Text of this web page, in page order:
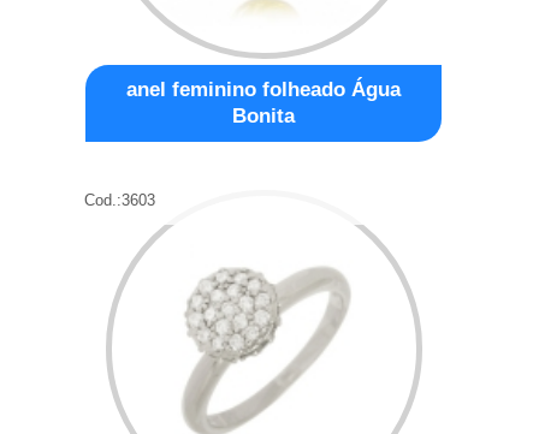
anel feminino folheado Água
Bonita
Cod.:3603